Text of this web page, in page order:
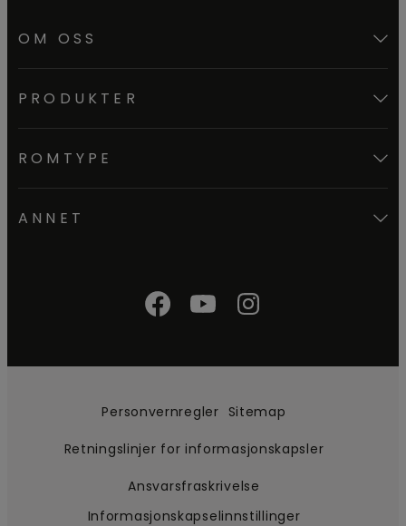
OM OSS
PRODUKTER
ROMTYPE
ANNET
Personvernregler Sitemap
Retningslinjer for informasjonskapsler
Ansvarsfraskrivelse
Informasjonskapselinnstillinger